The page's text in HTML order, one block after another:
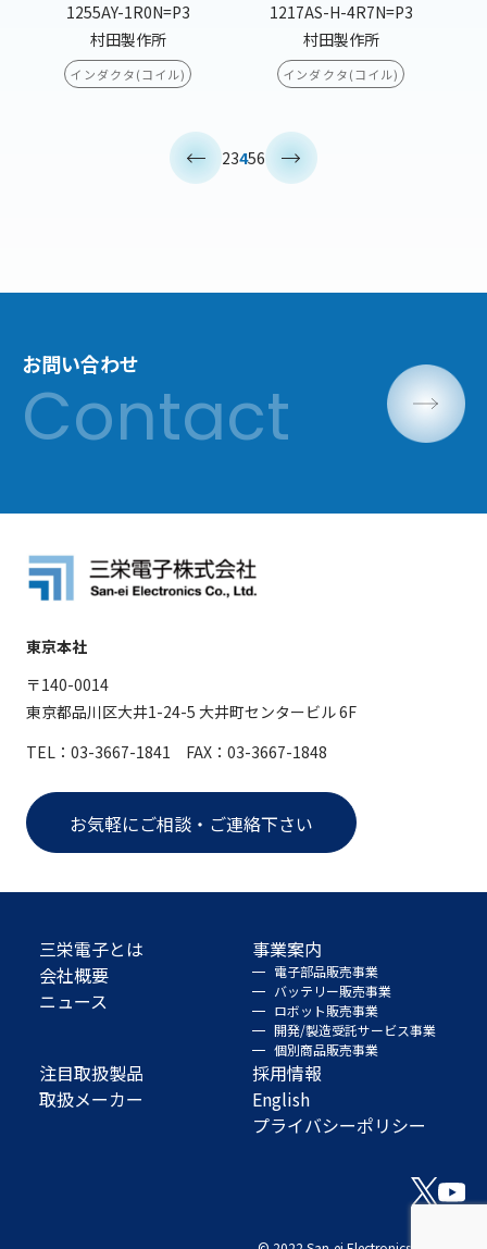
1255AY-1R0N=P3
村田製作所
インダクタ(コイル)
1217AS-H-4R7N=P3
村田製作所
インダクタ(コイル)
23456
お問い合わせ
東京本社
〒140-0014
東京都品川区大井1-24-5 大井町センタービル 6F
TEL：03-3667-1841 FAX：03-3667-1848
お気軽にご相談・ご連絡下さい
三栄電子とは
会社概要
ニュース
事業案内
電子部品販売事業
バッテリー販売事業
ロボット販売事業
開発/製造受託サービス事業
個別商品販売事業
注目取扱製品
取扱メーカー
採用情報
English
プライバシーポリシー